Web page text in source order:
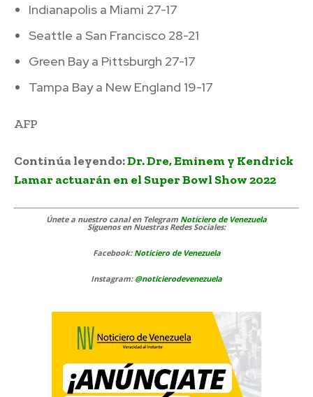
Indianapolis a Miami 27-17
Seattle a San Francisco 28-21
Green Bay a Pittsburgh 27-17
Tampa Bay a New England 19-17
AFP
Continúa leyendo:Dr. Dre, Eminem y Kendrick
Lamar actuarán en el Super Bowl Show 2022
Únete a nuestro canal en Telegram Noticiero de Venezuela
Síguenosen Nuestras Redes Sociales:
Facebook: Noticiero de Venezuela
Instagram: @noticierodevenezuela